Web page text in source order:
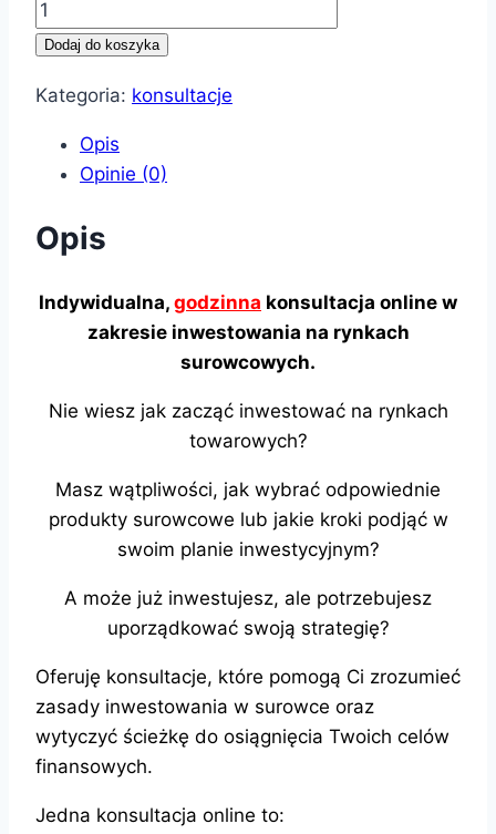
Dodaj do koszyka
Kategoria: konsultacje
Opis
Opinie (0)
Opis
Indywidualna, godzinna konsultacja online w
zakresie inwestowania na rynkach
surowcowych.
Nie wiesz jak zacząć inwestować na rynkach
towarowych?
Masz wątpliwości, jak wybrać odpowiednie
produkty surowcowe lub jakie kroki podjąć w
swoim planie inwestycyjnym?
A może już inwestujesz, ale potrzebujesz
uporządkować swoją strategię?
Oferuję konsultacje, które pomogą Ci zrozumieć
zasady inwestowania w surowce oraz
wytyczyć ścieżkę do osiągnięcia Twoich celów
finansowych.
Jedna konsultacja online to: